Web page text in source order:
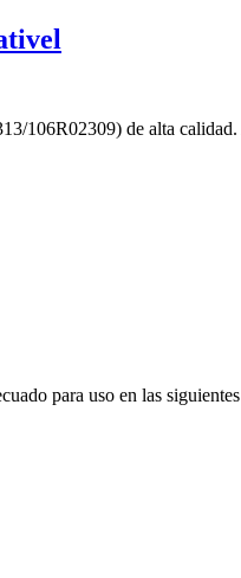
106R02309) de alta
para uso en las